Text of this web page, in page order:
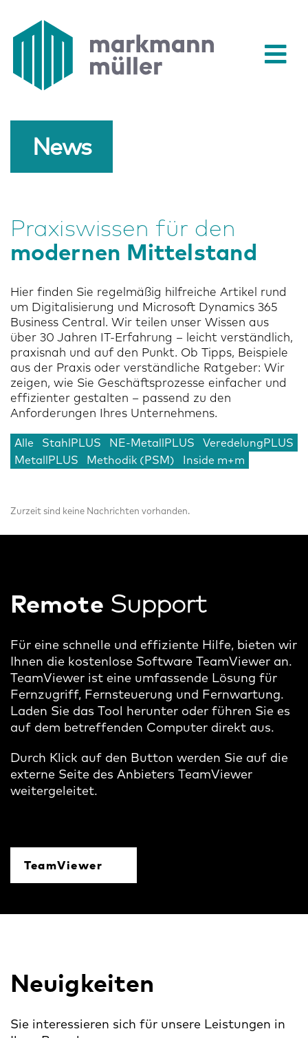
News
Praxiswissen für den
modernen Mittelstand
Hier finden Sie regelmäßig hilfreiche Artikel rund
um Digitalisierung und Microsoft Dynamics 365
Business Central. Wir teilen unser Wissen aus
über 30 Jahren IT-Erfahrung – leicht verständlich,
praxisnah und auf den Punkt. Ob Tipps, Beispiele
aus der Praxis oder verständliche Ratgeber: Wir
zeigen, wie Sie Geschäftsprozesse einfacher und
effizienter gestalten – passend zu den
Anforderungen Ihres Unternehmens.
Alle StahlPLUS NE-MetallPLUS
VeredelungPLUS
MetallPLUS
Methodik (PSM) Inside m+m
Zurzeit sind keine Nachrichten vorhanden.
Remote Support
Für eine schnelle und effiziente Hilfe, bieten wir
Ihnen die kostenlose Software TeamViewer an.
TeamViewer ist eine umfassende Lösung für
Fernzugriff, Fernsteuerung und Fernwartung.
Laden Sie das Tool herunter oder führen Sie es
auf dem betreffenden Computer direkt aus.
Durch Klick auf den Button werden Sie auf die
externe Seite des Anbieters TeamViewer
weitergeleitet.
TeamViewer
Neuigkeiten
Sie interessieren sich für unsere Leistungen in